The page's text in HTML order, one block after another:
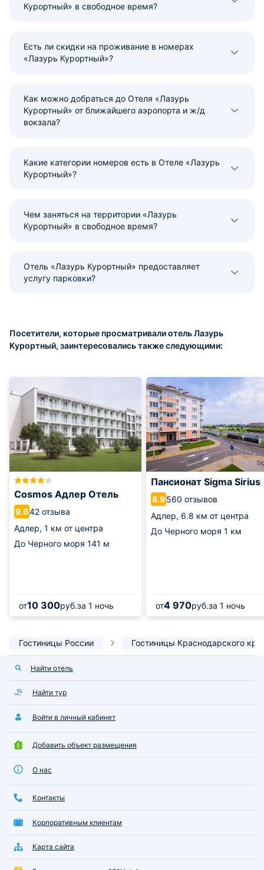
Курортный» в свободное время?
Есть ли скидки на проживание в номерах
«Лазурь Курортный»?
Как можно добраться до Отеля «Лазурь
Курортный» от ближайшего аэропорта и ж/д
вокзала?
Какие категории номеров есть в Отеле «Лазурь
Курортный»?
Чем заняться на территории «Лазурь
Курортный» в свободное время?
Отель «Лазурь Курортный» предоставляет
услугу парковки?
Посетители, которые просматривали отель Лазурь
Курортный, заинтересовались также следующими:
Cosmos Адлер Отель
9.642 отзыва
Адлер, 1 км от центра
До Черного моря 141 м
от10 300руб.за 1 ночь
Пансионат Sigma Sirius
8.9560 отзывов
Адлер, 6.8 км от центра
До Черного моря 1 км
от4 970руб.за 1 ночь
Гостиницы России Гостиницы Краснодарского
Найти отель
Найти тур
Войти в личный кабинет
Добавить объект размещения
О нас
Контакты
Корпоративным клиентам
Карта сайта